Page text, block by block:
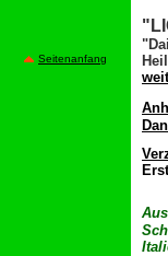
Seitenanfang